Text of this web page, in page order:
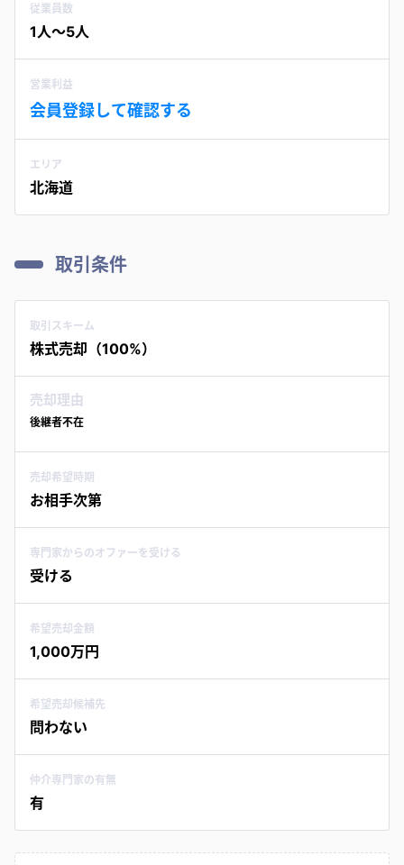
従業員数
1人〜5人
営業利益
会員登録して確認する
エリア
北海道
取引条件
取引スキーム
株式売却（100%）
売却理由
後継者不在
売却希望時期
お相手次第
専門家からのオファーを受ける
受ける
希望売却金額
1,000万円
希望売却候補先
問わない
仲介専門家の有無
有